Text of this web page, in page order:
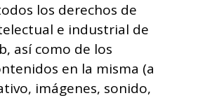
los derechos de
e industrial de
así como de los
en la misma (a
imágenes, sonido,